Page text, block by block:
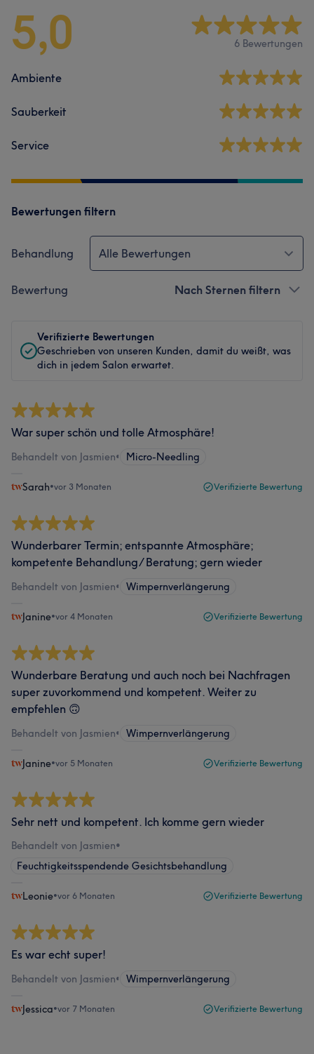
5,0 6 Bewertungen
Ambiente
Sauberkeit
Service
Bewertungen filtern
Behandlung Alle Bewertungen
Bewertung Nach Sternen filtern
Verifizierte Bewertungen
Geschrieben von unseren Kunden, damit du weißt, was
dich in jedem Salon erwartet.
War super schön und tolle Atmosphäre!
Behandelt von Jasmien• Micro-Needling
Sarah•vor 3 Monaten Verifizierte Bewertung
Wunderbarer Termin; entspannte Atmosphäre;
kompetente Behandlung/ Beratung; gern wieder
Behandelt von Jasmien• Wimpernverlängerung
Janine•vor 4 Monaten Verifizierte Bewertung
Wunderbare Beratung und auch noch bei Nachfragen
super zuvorkommend und kompetent. Weiter zu
empfehlen 🙃
Behandelt von Jasmien• Wimpernverlängerung
Janine•vor 5 Monaten Verifizierte Bewertung
Sehr nett und kompetent. Ich komme gern wieder
Behandelt von Jasmien•
Feuchtigkeitsspendende Gesichtsbehandlung
Leonie•vor 6 Monaten Verifizierte Bewertung
Es war echt super!
Behandelt von Jasmien• Wimpernverlängerung
Jessica•vor 7 Monaten Verifizierte Bewertung